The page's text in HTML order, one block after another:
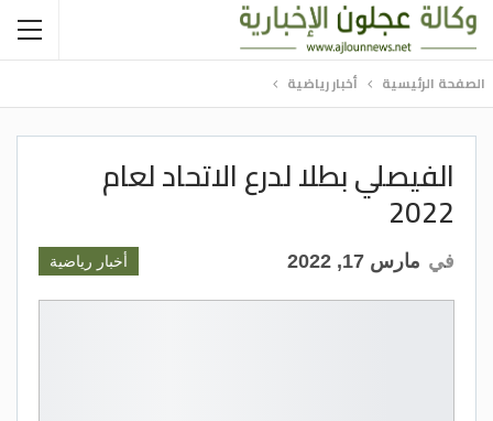
الصفحة الرئيسية أخبار رياضية
الفيصلي بطلا لدرع الاتحاد لعام
2022
أخبار رياضية في مارس 17, 2022